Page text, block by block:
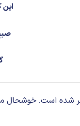
شده است. خوشحال